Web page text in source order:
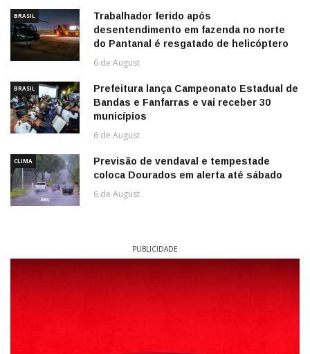
BRASIL
Trabalhador ferido após
desentendimento em fazenda no norte
do Pantanal é resgatado de helicóptero
6 de August
BRASIL
Prefeitura lança Campeonato Estadual de
Bandas e Fanfarras e vai receber 30
municípios
6 de August
CLIMA
Previsão de vendaval e tempestade
coloca Dourados em alerta até sábado
6 de August
PUBLICIDADE